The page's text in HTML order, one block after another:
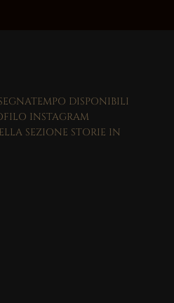
DISPONIBILI
INSTAGRAM
SEZIONE STORIE IN